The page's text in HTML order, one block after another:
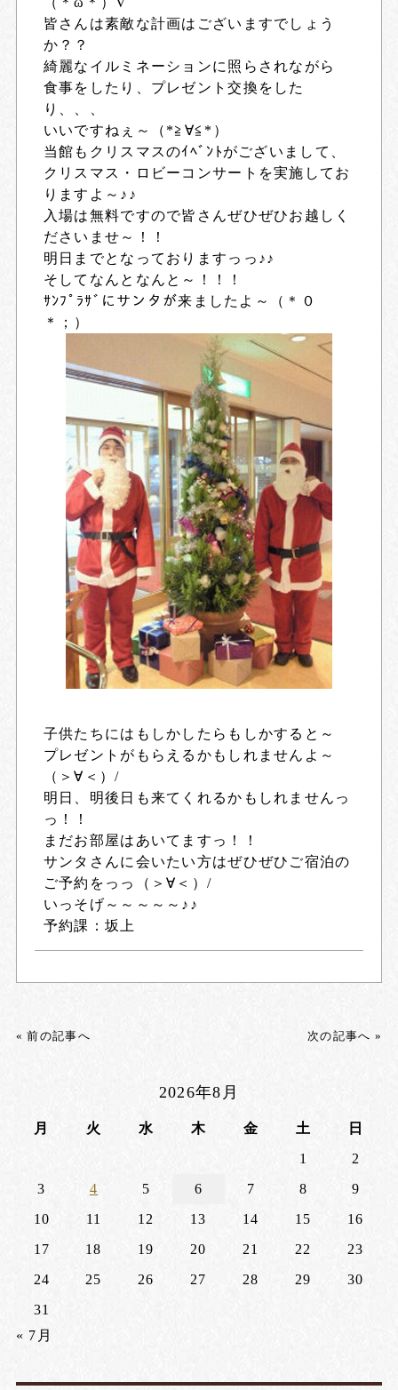
皆さんは素敵な計画はございますでしょう
か？？
綺麗なイルミネーションに照らされながら
食事をしたり、プレゼント交換をした
り、、、
いいですねぇ～（*≧∀≦*）
当館もクリスマスのｲﾍﾞﾝﾄがございまして、
クリスマス・ロビーコンサートを実施してお
りますよ～♪♪
入場は無料ですので皆さんぜひぜひお越しく
ださいませ～！！
明日までとなっておりますっっ♪♪
そしてなんとなんと～！！！
ｻﾝﾌﾟﾗｻﾞにサンタが来ましたよ～（＊０
＊；）
子供たちにはもしかしたらもしかすると～
プレゼントがもらえるかもしれませんよ～
（＞∀＜）/
明日、明後日も来てくれるかもしれませんっ
っ！！
まだお部屋はあいてますっ！！
サンタさんに会いたい方はぜひぜひご宿泊の
ご予約をっっ（＞∀＜）/
いっそげ～～～～～♪♪
予約課：坂上
« 前の記事へ 次の記事へ »
2026年8月
月 火 水 木 金 土
日
1
2
3
4 5 6 7 8
9
10
11 12 13 14 15
16
17
18 19 20 21 22
23
24
25 26 27 28 29
30
31
« 7月